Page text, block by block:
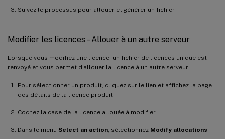
Suivez le processus pour allouer et générer un fichier.
Modifier les licences – Allouer à un autre serveur
Lorsque vous modifiez une licence, un fichier de licences unique est
renvoyé et vous permet d’allouer la licence à un autre serveur.
Pour sélectionner un produit, cliquez sur le lien et affichez la page
des détails de la licence produit.
Cochez la case de la licence allouée à modifier.
Dans le menu Select an action , sélectionnez Modify allocations